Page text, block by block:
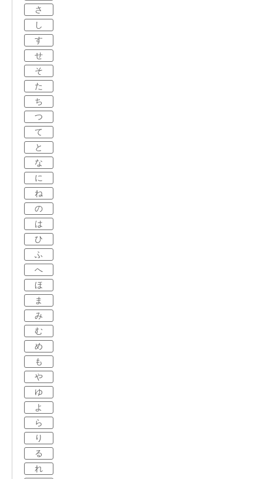
さ
し
す
せ
そ
た
ち
つ
て
と
な
に
ね
の
は
ひ
ふ
へ
ほ
ま
み
む
め
も
や
ゆ
よ
ら
り
る
れ